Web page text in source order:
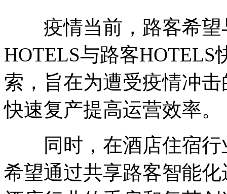
疫情当前，路客希望
HOTELS与路客
索，旨在为遭受疫情冲
快速复产提高运营效率。
同时，在酒店住宿行
希望通过共享路客智能